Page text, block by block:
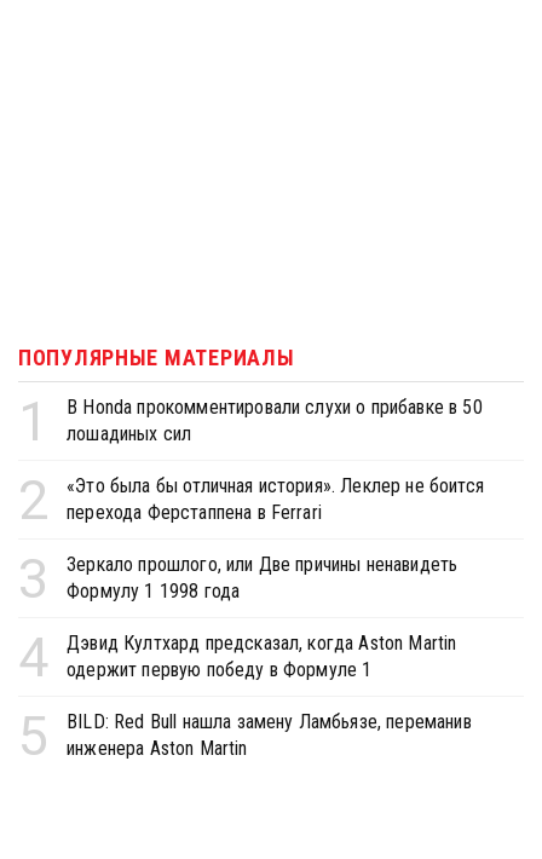
ПОПУЛЯРНЫЕ МАТЕРИАЛЫ
1
В Honda прокомментировали слухи о прибавке в 50
лошадиных сил
2
«Это была бы отличная история». Леклер не боится
перехода Ферстаппена в Ferrari
3
Зеркало прошлого, или Две причины ненавидеть
Формулу 1 1998 года
4
Дэвид Култхард предсказал, когда Aston Martin
одержит первую победу в Формуле 1
5
BILD: Red Bull нашла замену Ламбьязе, переманив
инженера Aston Martin